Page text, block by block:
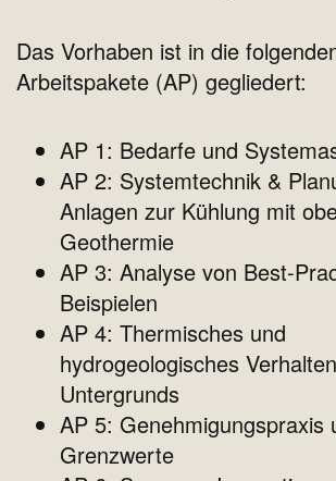
Das Vorhaben ist in die
Arbeitspakete (AP) gegliedert:
AP 1: Bedarfe und
AP 2: Systemtechnik &
Anlagen zur Kühlung mit
Geothermie
AP 3: Analyse von
Beispielen
AP 4: Thermisches und
hydrogeologisches
Untergrunds
AP 5: Genehmigungspraxis
Grenzwerte